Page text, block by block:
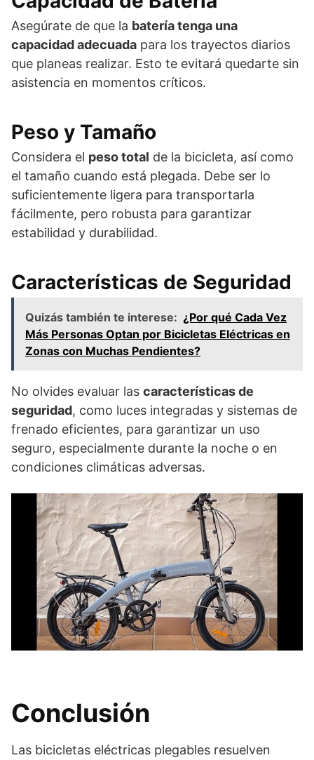
Asegúrate de que la batería tenga una
capacidad adecuada para los trayectos diarios
que planeas realizar. Esto te evitará quedarte sin
asistencia en momentos críticos.
Peso y Tamaño
Considera el peso total de la bicicleta, así como
el tamaño cuando está plegada. Debe ser lo
suficientemente ligera para transportarla
fácilmente, pero robusta para garantizar
estabilidad y durabilidad.
Características de Seguridad
Quizás también te interese: ¿Por qué Cada Vez
Más Personas Optan por Bicicletas Eléctricas en
Zonas con Muchas Pendientes?
No olvides evaluar las características de
seguridad, como luces integradas y sistemas de
frenado eficientes, para garantizar un uso
seguro, especialmente durante la noche o en
condiciones climáticas adversas.
Conclusión
Las bicicletas eléctricas plegables resuelven